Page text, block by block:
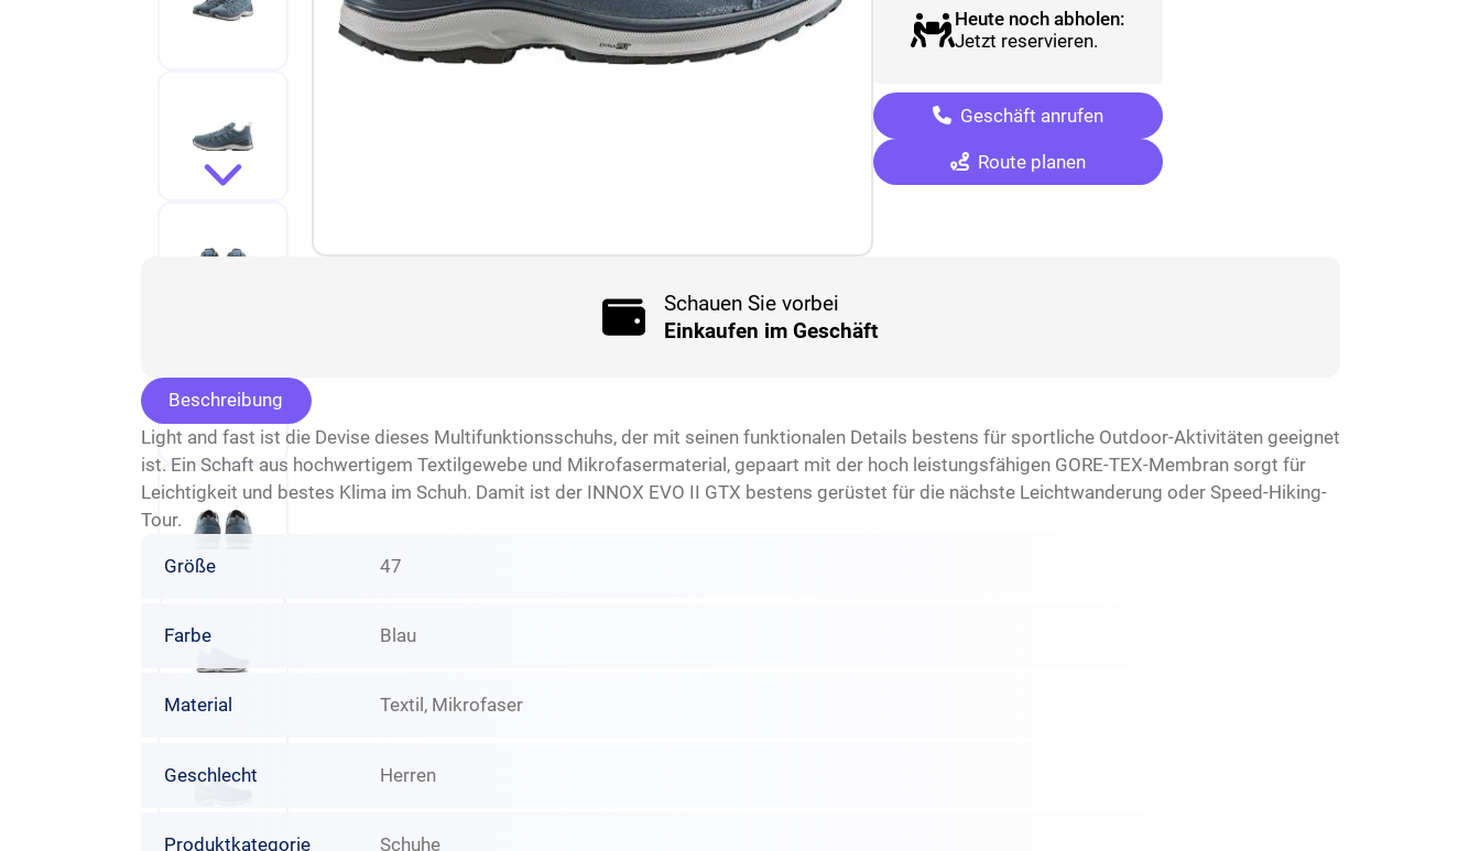
Heute noch abholen:
Jetzt reservieren.
Geschäft anrufen
Route planen
Schauen Sie vorbei
Einkaufen im Geschäft
Beschreibung
Light and fast ist die Devise dieses Multifunktionsschuhs, der mit seinen funktionalen Details bestens für sportliche Outdoor-Aktivitäten geeignet
ist. Ein Schaft aus hochwertigem Textilgewebe und Mikrofasermaterial, gepaart mit der hoch leistungsfähigen GORE-TEX-Membran sorgt für
Leichtigkeit und bestes Klima im Schuh. Damit ist der INNOX EVO II GTX bestens gerüstet für die nächste Leichtwanderung oder Speed-Hiking-
Tour.
Größe 47
Farbe Blau
Material Textil, Mikrofaser
Geschlecht Herren
Produktkategorie Schuhe